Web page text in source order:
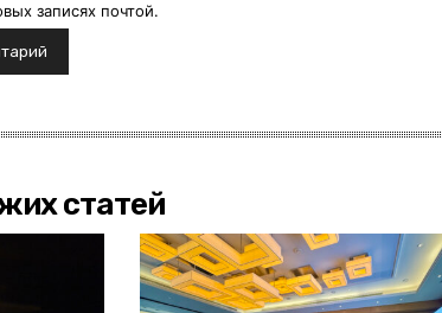
записях почтой.
статей